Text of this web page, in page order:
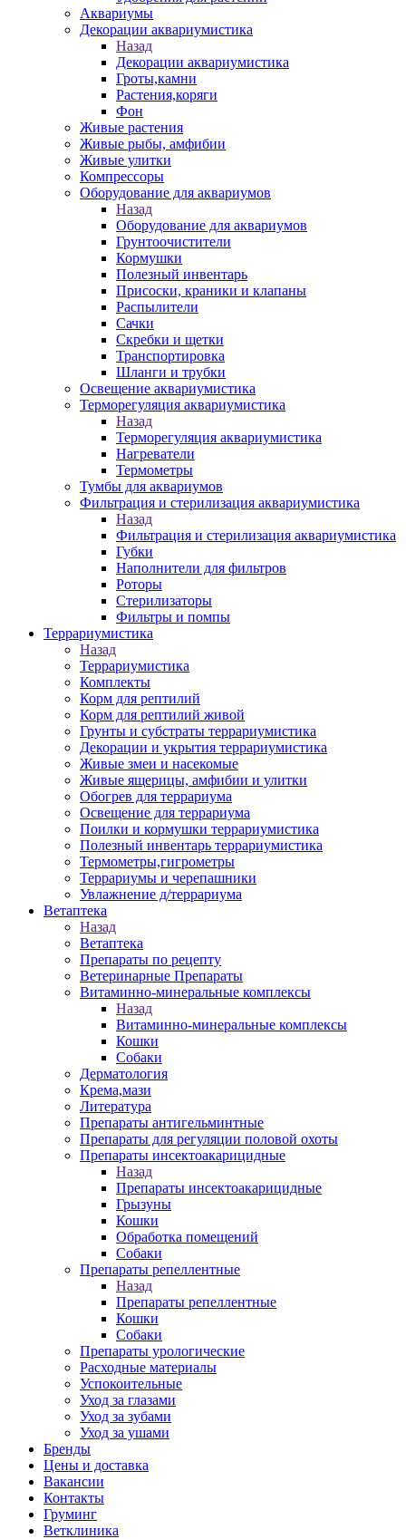
Аквариумы
Декорации аквариумистика
Назад
Декорации аквариумистика
Гроты,камни
Растения,коряги
Фон
Живые растения
Живые рыбы, амфибии
Живые улитки
Компрессоры
Оборудование для аквариумов
Назад
Оборудование для аквариумов
Грунтоочистители
Кормушки
Полезный инвентарь
Присоски, краники и клапаны
Распылители
Сачки
Скребки и щетки
Транспортировка
Шланги и трубки
Освещение аквариумистика
Терморегуляция аквариумистика
Назад
Терморегуляция аквариумистика
Нагреватели
Термометры
Тумбы для аквариумов
Фильтрация и стерилизация аквариумистика
Назад
Фильтрация и стерилизация аквариумистика
Губки
Наполнители для фильтров
Роторы
Стерилизаторы
Фильтры и помпы
Террариумистика
Назад
Террариумистика
Комплекты
Корм для рептилий
Корм для рептилий живой
Грунты и субстраты террариумистика
Декорации и укрытия террариумистика
Живые змеи и насекомые
Живые ящерицы, амфибии и улитки
Обогрев для террариума
Освещение для террариума
Поилки и кормушки террариумистика
Полезный инвентарь террариумистика
Термометры,гигрометры
Террариумы и черепашники
Увлажнение д/террариума
Ветаптека
Назад
Ветаптека
Препараты по рецепту
Ветеринарные Препараты
Витаминно-минеральные комплексы
Назад
Витаминно-минеральные комплексы
Кошки
Собаки
Дерматология
Крема,мази
Литература
Препараты антигельминтные
Препараты для регуляции половой охоты
Препараты инсектоакарицидные
Назад
Препараты инсектоакарицидные
Грызуны
Кошки
Обработка помещений
Собаки
Препараты репеллентные
Назад
Препараты репеллентные
Кошки
Собаки
Препараты урологические
Расходные материалы
Успокоительные
Уход за глазами
Уход за зубами
Уход за ушами
Бренды
Цены и доставка
Вакансии
Контакты
Груминг
Ветклиника